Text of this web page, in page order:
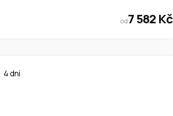
od7 582 Kč
4 dni